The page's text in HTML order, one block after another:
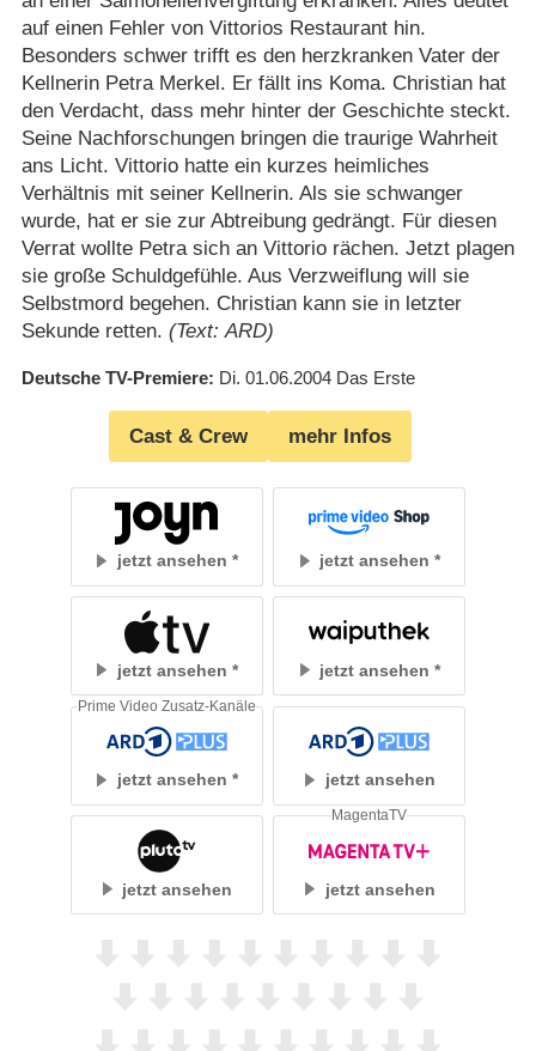
auf einen Fehler von Vittorios Restaurant hin.
Besonders schwer trifft es den herzkranken Vater der
Kellnerin Petra Merkel. Er fällt ins Koma. Christian hat
den Verdacht, dass mehr hinter der Geschichte steckt.
Seine Nachforschungen bringen die traurige Wahrheit
ans Licht. Vittorio hatte ein kurzes heimliches
Verhältnis mit seiner Kellnerin. Als sie schwanger
wurde, hat er sie zur Abtreibung gedrängt. Für diesen
Verrat wollte Petra sich an Vittorio rächen. Jetzt plagen
sie große Schuldgefühle. Aus Verzweiflung will sie
Selbstmord begehen. Christian kann sie in letzter
Sekunde retten. (Text: ARD)
Deutsche TV-Premiere Di. 01.06.2004 Das Erste
Cast & Crew mehr Infos
jetzt ansehen jetzt ansehen
jetzt ansehen jetzt ansehen
jetzt ansehen
Prime Video Zusatz-Kanäle
jetzt ansehen
jetzt ansehen jetzt ansehen
MagentaTV